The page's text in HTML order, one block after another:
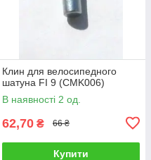
Клин для велосипедного
шатуна FI 9 (CMK006)
В наявності 2 од.
62,70 ₴ 66 ₴
Купити